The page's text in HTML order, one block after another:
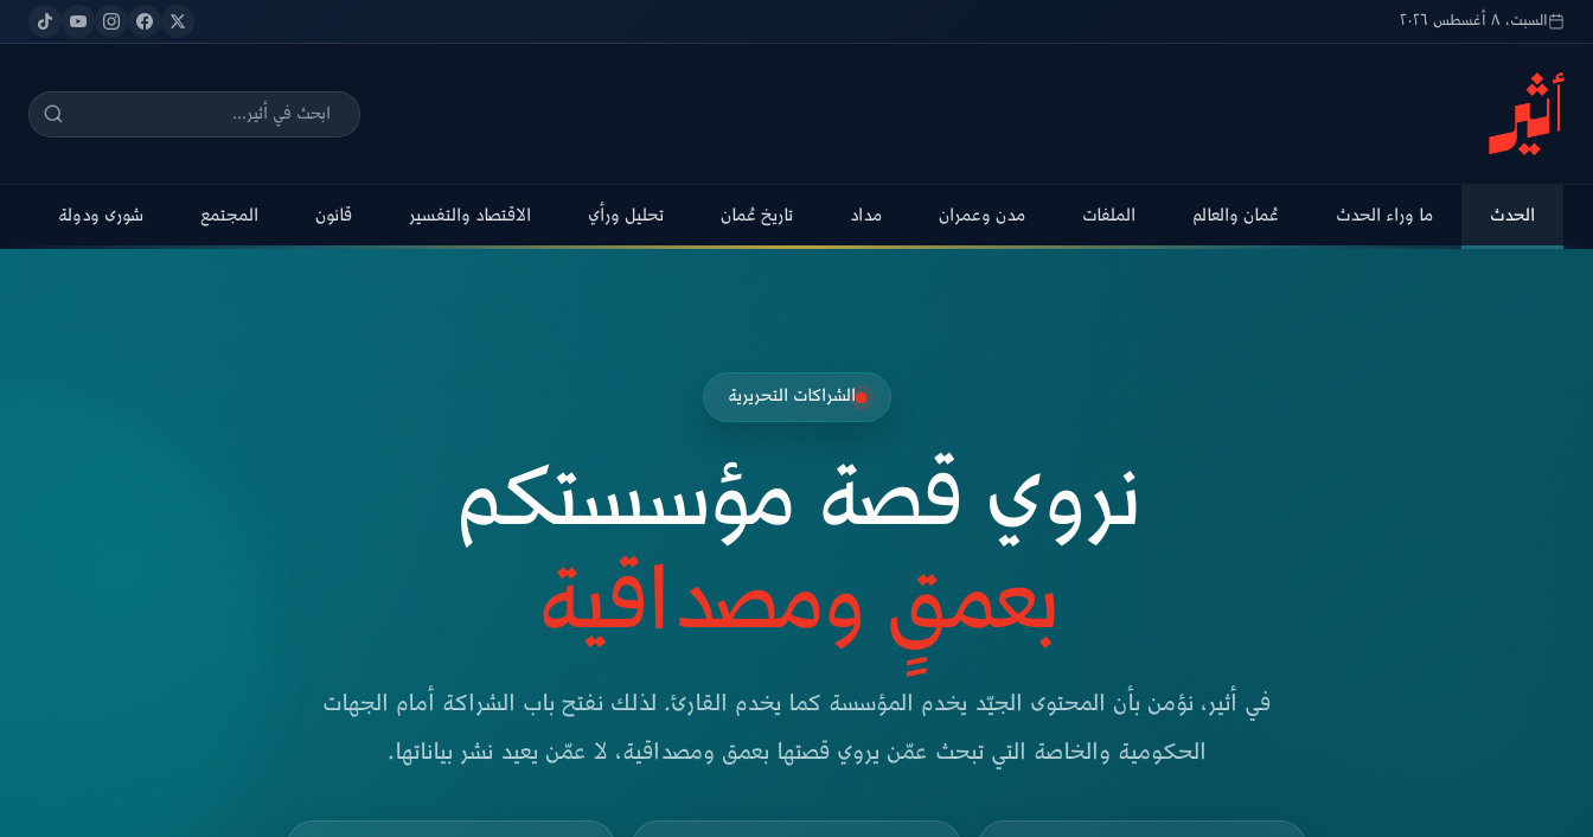
السبت، ٨ أغسطس ٢٠٢٦
الحدث ما وراء الحدث عُمان والعالم الملفات مدن وعمران مداد تاريخ عُمان تحليل ورأي الاقتصاد والتفسير قانون المجتمع شورى ودولة
الشراكات التحريرية
نروي قصة مؤسستكم
بعمقٍ ومصداقية
في أثير، نؤمن بأن المحتوى الجيّد يخدم المؤسسة كما يخدم القارئ. لذلك نفتح باب الشراكة أمام الجهات
الحكومية والخاصة التي تبحث عمّن يروي قصتها بعمق ومصداقية، لا عمّن يعيد نشر بياناتها.